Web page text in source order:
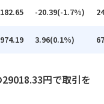
-20.39(-1.7%)
3.96(0.1%)
円で取引を